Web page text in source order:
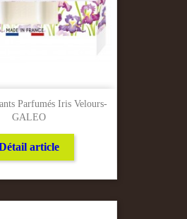
Parfumés Iris Velours-
GALEO
article